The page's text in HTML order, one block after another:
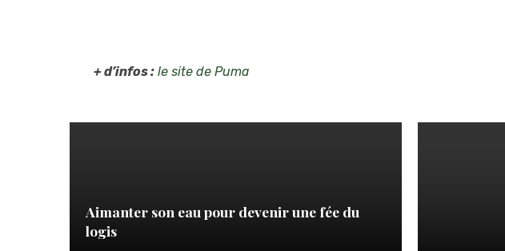
+ d’infos : le site de Puma
Aimanter son eau pour devenir une fée du
logis